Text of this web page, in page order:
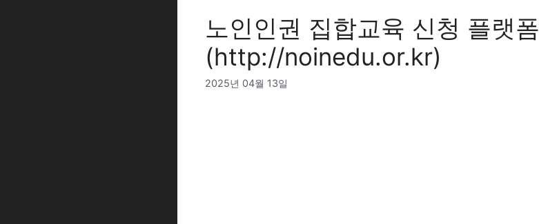
노인인권 집합교육 신청 플랫폼
(http://noinedu.or.kr)
2025년 04월 13일